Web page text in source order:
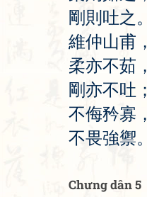
剛 則 吐之。
維仲山甫 ，
柔亦不茹 ，
剛亦不吐 ；
不侮矜寡 ，
不畏強禦。
Chưng dân 5